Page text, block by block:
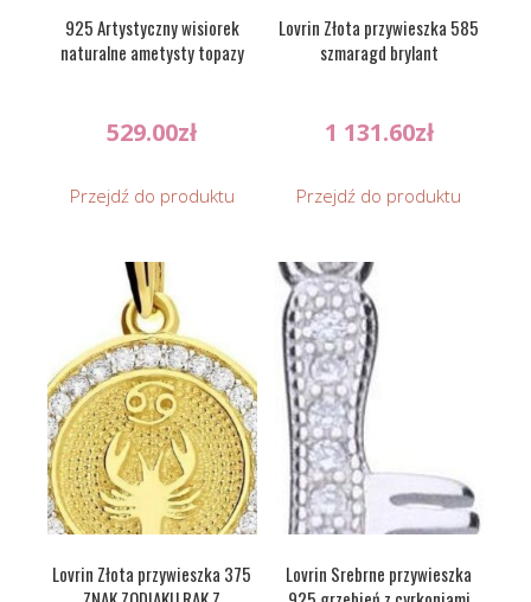
925 Artystyczny wisiorek
naturalne ametysty topazy
529.00zł
Przejdź do produktu
Lovrin Złota przywieszka 585
szmaragd brylant
1 131.60zł
Przejdź do produktu
Lovrin Złota przywieszka 375
Lovrin Srebrne przywieszka